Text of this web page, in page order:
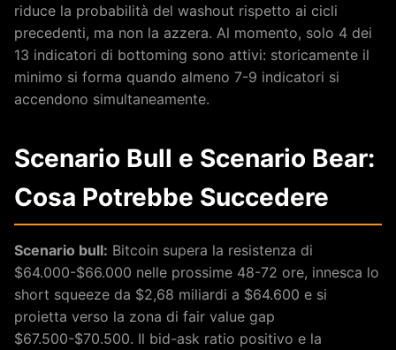
riduce la probabilità del washout rispetto ai cicli
precedenti, ma non la azzera. Al momento, solo 4 dei
13 indicatori di bottoming sono attivi: storicamente il
minimo si forma quando almeno 7-9 indicatori si
accendono simultaneamente.
Scenario Bull e Scenario Bear:
Cosa Potrebbe Succedere
Scenario bull: Bitcoin supera la resistenza di
$64.000-$66.000 nelle prossime 48-72 ore, innesca lo
short squeeze da $2,68 miliardi a $64.600 e si
proietta verso la zona di fair value gap
$67.500-$70.500. Il bid-ask ratio positivo e la